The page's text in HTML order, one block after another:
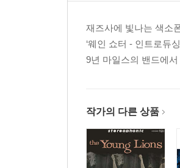
재즈사에 빛나는 색소
‘웨인 쇼터 - 인트로듀
9년 마일스의 밴드에서
작가의 다른 상품